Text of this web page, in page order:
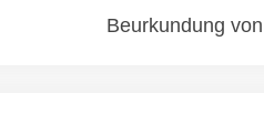
Beurkundung